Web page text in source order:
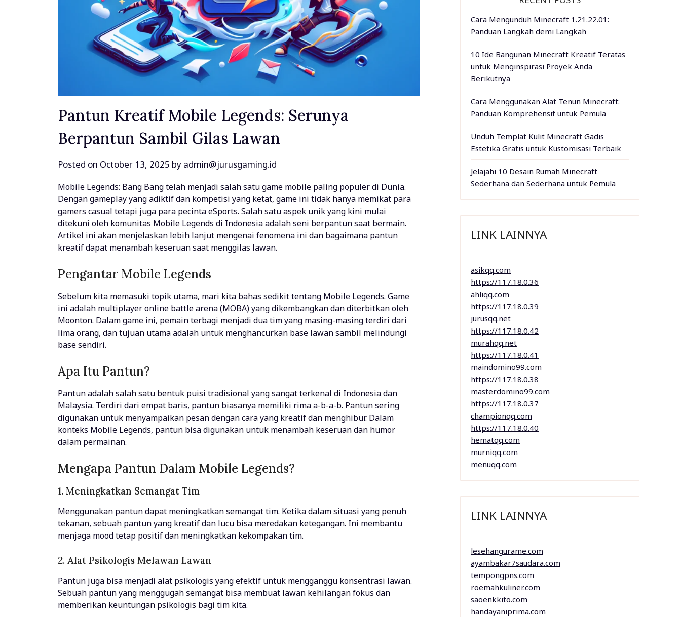
Pantun Kreatif Mobile Legends: Serunya
Berpantun Sambil Gilas Lawan
Posted on October 13, 2025 by admin@jurusgaming.id
Mobile Legends: Bang Bang telah menjadi salah satu game mobile paling populer di Dunia.
Dengan gameplay yang adiktif dan kompetisi yang ketat, game ini tidak hanya memikat para
gamers casual tetapi juga para pecinta eSports. Salah satu aspek unik yang kini mulai
ditekuni oleh komunitas Mobile Legends di Indonesia adalah seni berpantun saat bermain.
Artikel ini akan menjelaskan lebih lanjut mengenai fenomena ini dan bagaimana pantun
kreatif dapat menambah keseruan saat menggilas lawan.
Pengantar Mobile Legends
Sebelum kita memasuki topik utama, mari kita bahas sedikit tentang Mobile Legends. Game
ini adalah multiplayer online battle arena (MOBA) yang dikembangkan dan diterbitkan oleh
Moonton. Dalam game ini, pemain terbagi menjadi dua tim yang masing-masing terdiri dari
lima orang, dan tujuan utama adalah untuk menghancurkan base lawan sambil melindungi
base sendiri.
Apa Itu Pantun?
Pantun adalah salah satu bentuk puisi tradisional yang sangat terkenal di Indonesia dan
Malaysia. Terdiri dari empat baris, pantun biasanya memiliki rima a-b-a-b. Pantun sering
digunakan untuk menyampaikan pesan dengan cara yang kreatif dan menghibur. Dalam
konteks Mobile Legends, pantun bisa digunakan untuk menambah keseruan dan humor
dalam permainan.
Mengapa Pantun Dalam Mobile Legends?
1. Meningkatkan Semangat Tim
Menggunakan pantun dapat meningkatkan semangat tim. Ketika dalam situasi yang penuh
tekanan, sebuah pantun yang kreatif dan lucu bisa meredakan ketegangan. Ini membantu
menjaga mood tetap positif dan meningkatkan kekompakan tim.
2. Alat Psikologis Melawan Lawan
Pantun juga bisa menjadi alat psikologis yang efektif untuk mengganggu konsentrasi lawan.
Sebuah pantun yang menggugah semangat bisa membuat lawan kehilangan fokus dan
memberikan keuntungan psikologis bagi tim kita.
Cara Mengunduh Minecraft 1.21.22.01:
Panduan Langkah demi Langkah
10 Ide Bangunan Minecraft Kreatif Teratas
untuk Menginspirasi Proyek Anda
Berikutnya
Cara Menggunakan Alat Tenun Minecraft:
Panduan Komprehensif untuk Pemula
Unduh Templat Kulit Minecraft Gadis
Estetika Gratis untuk Kustomisasi Terbaik
Jelajahi 10 Desain Rumah Minecraft
Sederhana dan Sederhana untuk Pemula
LINK LAINNYA
asikqq.com
https://117.18.0.36
ahliqq.com
https://117.18.0.39
jurusqq.net
https://117.18.0.42
murahqq.net
https://117.18.0.41
maindomino99.com
https://117.18.0.38
masterdomino99.com
https://117.18.0.37
championqq.com
https://117.18.0.40
hematqq.com
murniqq.com
menuqq.com
LINK LAINNYA
lesehangurame.com
ayambakar7saudara.com
tempongpns.com
roemahkuliner.com
saoenkkito.com
handayaniprima.com